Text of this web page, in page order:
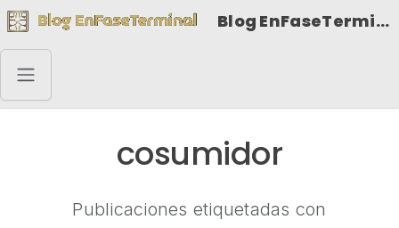
Blog EnFaseTerminal
cosumidor
Publicaciones etiquetadas con